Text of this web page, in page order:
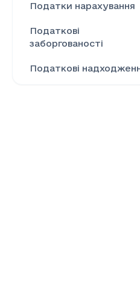
Податки нарахування
Податкові
заборгованості
Податкові